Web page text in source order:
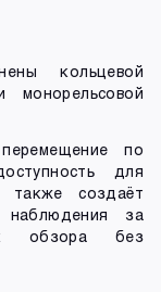
кольцевой
по
для
также создаёт
наблюдения за
обзора без